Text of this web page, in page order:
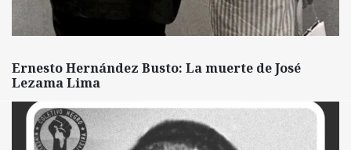
Ernesto Hernández Busto: La muerte de José
Lezama Lima